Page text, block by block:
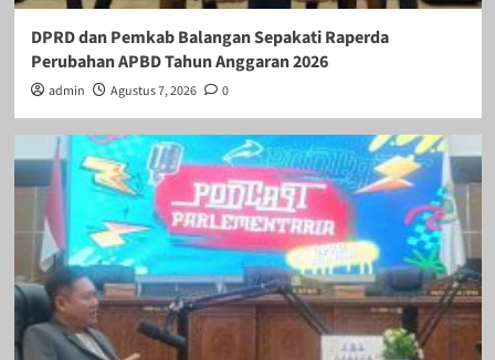
DPRD dan Pemkab Balangan Sepakati Raperda
Perubahan APBD Tahun Anggaran 2026
admin Agustus 7, 2026 0